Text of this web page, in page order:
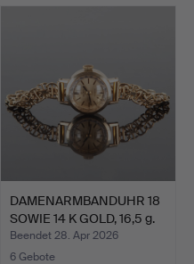
DAMENARMBANDUHR 18
SOWIE 14 K GOLD, 16,5 g.
Beendet 28. Apr 2026
6 Gebote